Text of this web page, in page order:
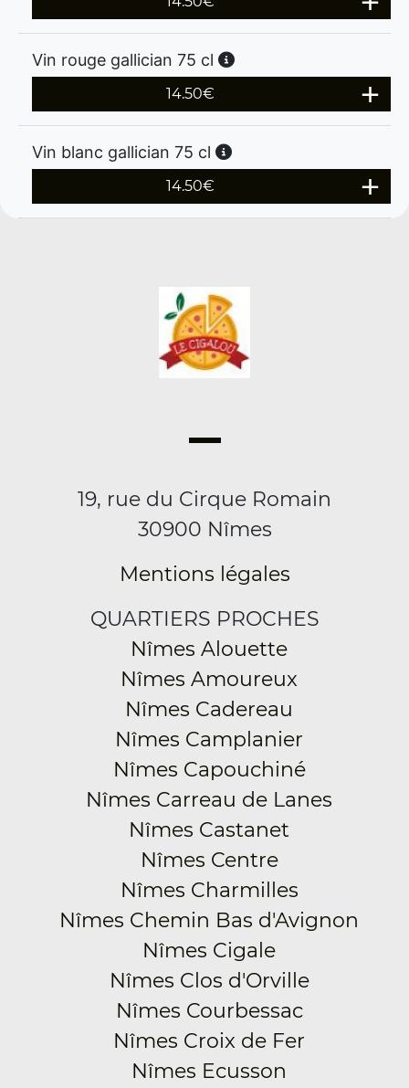
Vin rouge gallician 75 cl
14.50€
Vin blanc gallician 75 cl
14.50€
19, rue du Cirque Romain
30900 Nîmes
Mentions légales
QUARTIERS PROCHES
Nîmes Alouette
Nîmes Amoureux
Nîmes Cadereau
Nîmes Camplanier
Nîmes Capouchiné
Nîmes Carreau de Lanes
Nîmes Castanet
Nîmes Centre
Nîmes Charmilles
Nîmes Chemin Bas d'Avignon
Nîmes Cigale
Nîmes Clos d'Orville
Nîmes Courbessac
Nîmes Croix de Fer
Nîmes Ecusson